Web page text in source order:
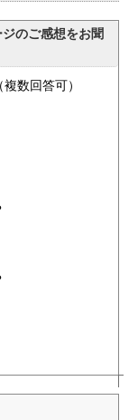
のご感想をお聞
数回答可）